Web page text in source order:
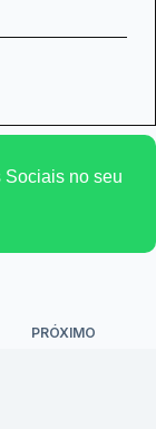
no seu
PRÓXIMO